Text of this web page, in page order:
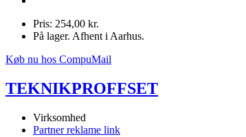
Pris: 254,00 kr.
På lager. Afhent i Aarhus.
Køb nu hos CompuMail
TEKNIKPROFFSET
Virksomhed
Partner reklame link